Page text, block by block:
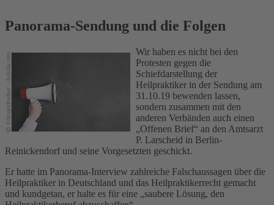
Panorama-Sendung und die Folgen
Wir haben es nicht bei den
Protesten gegen die
Schiefdarstellung der
Heilpraktiker in der Sendung am
31.10.19 bewenden lassen,
sondern zusammen mit den
anderen Verbänden auch einen
„Offenen Brief“ an den Amtsarzt
P. Larscheid in Berlin-
Reinickendorf und seine Vorgesetzten geschickt.
Er hatte im Panorama-Interview zahlreiche Falschaussagen über die
Heilpraktiker in Deutschland und das Heilpraktikerrecht gemacht
und kundgetan, er halte es für eine „saubere Lösung, den